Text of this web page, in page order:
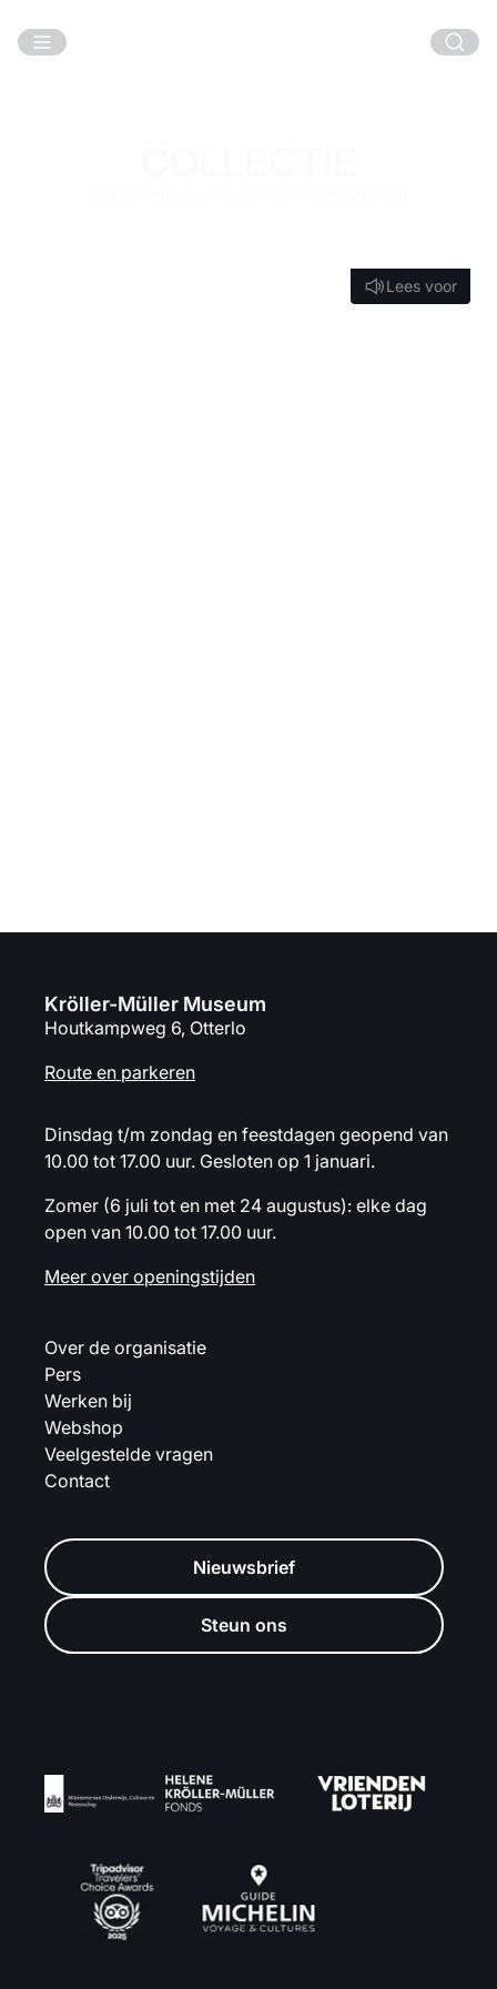
Lees voor
Lees voor
Kröller-Müller Museum
Houtkampweg 6, Otterlo
Route en parkeren
Dinsdag t/m zondag en feestdagen geopend van
10.00 tot 17.00 uur. Gesloten op 1 januari.
Zomer (6 juli tot en met 24 augustus): elke dag
open van 10.00 tot 17.00 uur.
Meer over openingstijden
Over de organisatie
Pers
Werken bij
Webshop
Veelgestelde vragen
Contact
Nieuwsbrief
Steun ons